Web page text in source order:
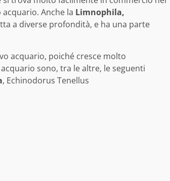
Anche la Limnophila,
a diverse profondità, e ha una parte
acquario, poiché cresce molto
sono, tra le altre, le seguenti
, Echinodorus Tenellus